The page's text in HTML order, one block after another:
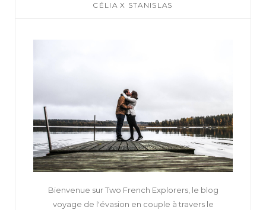
CÉLIA X STANISLAS
Bienvenue sur Two French Explorers, le blog
voyage de l'évasion en couple à travers le